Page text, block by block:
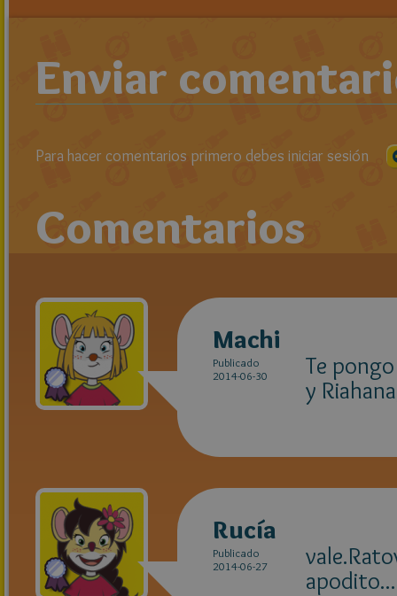
Enviar
Para hacer comentarios primero debes iniciar sesión
Comentarios
Machi
Publicado
2014-06-30
Te
y
Rucía
Publicado
2014-06-27